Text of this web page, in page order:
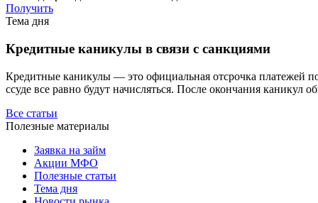
Получить
Тема дня
Кредитные каникулы в связи с санкциями
Кредитные каникулы — это официальная отсрочка платежей
ссуде все равно будут начисляться. После окончания
Все статьи
Полезные материалы
Заявка на займ
Акции МФО
Полезные статьи
Тема дня